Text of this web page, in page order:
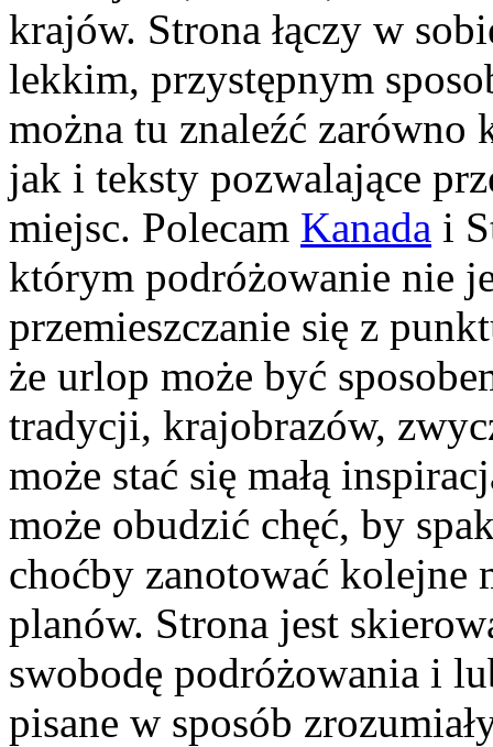
krajów. Strona łączy w
lekkim, przystępnym
można tu znaleźć zarówno
jak i teksty pozwalające
miejsc. Polecam Kanada i
którym podróżowanie nie
przemieszczanie się z
że urlop może być
tradycji, krajobrazów,
może stać się małą
może obudzić chęć, by
choćby zanotować kolejne
planów. Strona jest
swobodę podróżowania i
pisane w sposób